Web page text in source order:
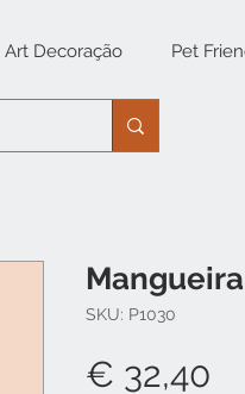
Art Decoração Pet
SKU: P1030
€ 32,40